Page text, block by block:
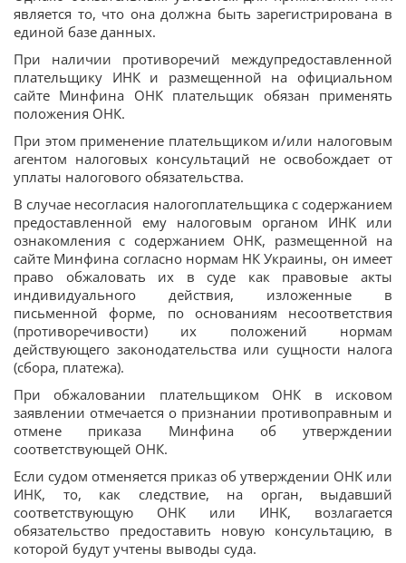
является то, что она должна быть зарегистрирована в
единой базе данных.
При наличии противоречий междупредоставленной
плательщику ИНК и размещенной на официальном
сайте Минфина ОНК плательщик обязан применять
положения ОНК.
При этом применение плательщиком и/или налоговым
агентом налоговых консультаций не освобождает от
уплаты налогового обязательства.
В случае несогласия налогоплательщика с содержанием
предоставленной ему налоговым органом ИНК или
ознакомления с содержанием ОНК, размещенной на
сайте Минфина согласно нормам НК Украины, он имеет
право обжаловать их в суде как правовые акты
индивидуального действия, изложенные в
письменной форме, по основаниям несоответствия
(противоречивости) их положений нормам
действующего законодательства или сущности налога
(сбора, платежа).
При обжаловании плательщиком ОНК в исковом
заявлении отмечается о признании противоправным и
отмене приказа Минфина об утверждении
соответствующей ОНК.
Если судом отменяется приказ об утверждении ОНК или
ИНК, то, как следствие, на орган, выдавший
соответствующую ОНК или ИНК, возлагается
обязательство предоставить новую консультацию, в
которой будут учтены выводы суда.